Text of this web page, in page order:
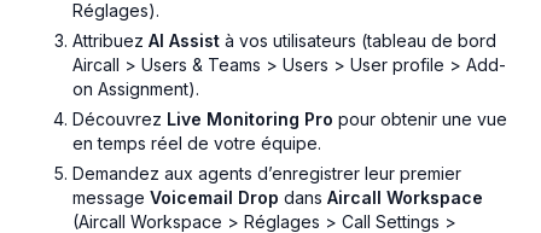
Réglages).
Attribuez AI Assist à vos utilisateurs (tableau de bord
Aircall > Users & Teams > Users > User profile > Add-
on Assignment).
Découvrez Live Monitoring Pro pour obtenir une vue
en temps réel de votre équipe.
Demandez aux agents d’enregistrer leur premier
message Voicemail Drop dans Aircall Workspace
(Aircall Workspace > Réglages > Call Settings >